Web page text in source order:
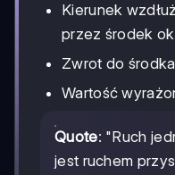
Kierunek
przez środek
Zwrot do
Wartość
Quote: "Ruch
jest ruchem